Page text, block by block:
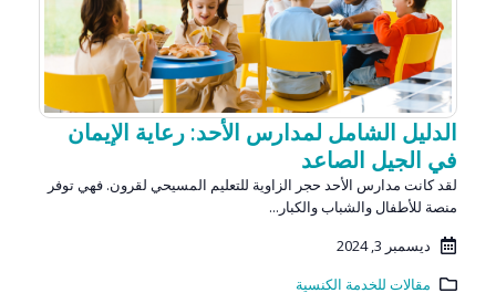
الدليل الشامل لمدارس الأحد: رعاية الإيمان
في الجيل الصاعد
لقد كانت مدارس الأحد حجر الزاوية للتعليم المسيحي لقرون. فهي توفر
منصة للأطفال والشباب والكبار...
ديسمبر 3, 2024
مقالات للخدمة الكنسية